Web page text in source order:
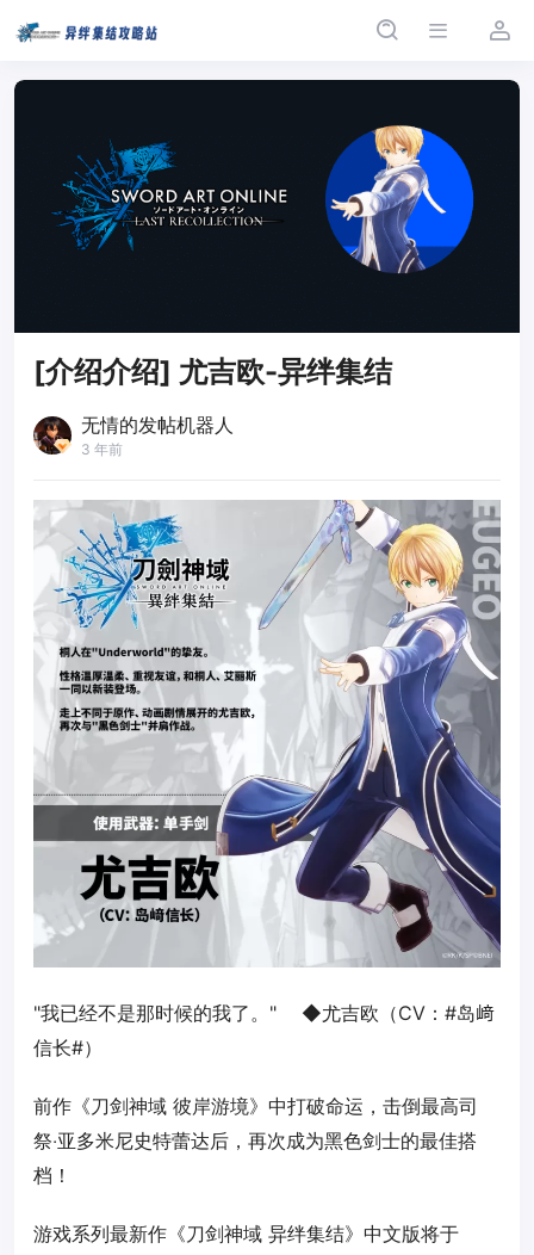
[介绍介绍] 尤吉欧-异绊集结
无情的发帖机器人
3 年前
"我已经不是那时候的我了。" ◆尤吉欧（CV：#岛﨑
信长#）
前作《刀剑神域 彼岸游境》中打破命运，击倒最高司
祭‧亚多米尼史特蕾达后，再次成为黑色剑士的最佳搭
档！
游戏系列最新作《刀剑神域 异绊集结》中文版将于